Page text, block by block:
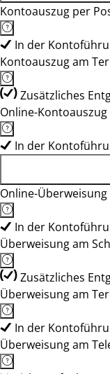
Kontoauszug per
In der
Kontoauszug am
Zusätzliches
Online-Kontoauszug
In der
Online-Überweisung
In der
Überweisung am
Zusätzliches
Überweisung am
In der
Überweisung am